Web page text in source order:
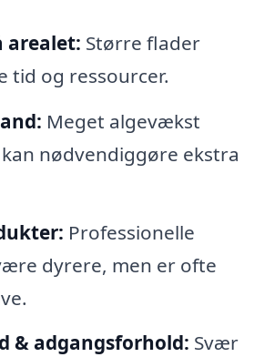
arealet: Større flader
tid og ressourcer.
Meget algevækst
nødvendiggøre ekstra
Professionelle
dyrere, men er ofte
& adgangsforhold: Svær